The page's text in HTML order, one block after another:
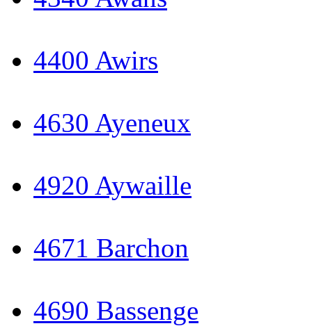
4400 Awirs
4630 Ayeneux
4920 Aywaille
4671 Barchon
4690 Bassenge